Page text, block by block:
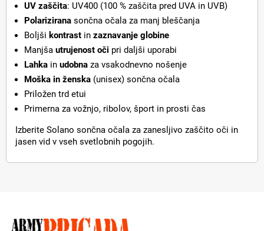
UV zaščita: UV400 (100 % zaščita pred UVA in UVB)
Polarizirana sončna očala za manj bleščanja
Boljši kontrast in zaznavanje globine
Manjša utrujenost oči pri daljši uporabi
Lahka in udobna za vsakodnevno nošenje
Moška in ženska (unisex) sončna očala
Priložen trd etui
Primerna za vožnjo, ribolov, šport in prosti čas
Izberite Solano sončna očala za zanesljivo zaščito oči in
jasen vid v vseh svetlobnih pogojih.